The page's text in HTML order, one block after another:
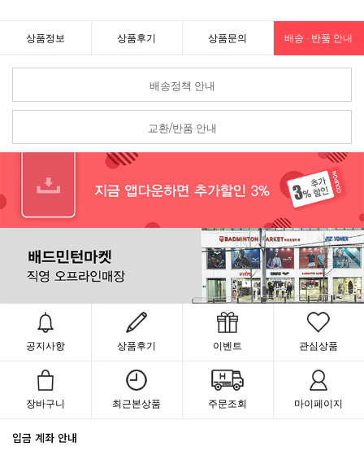
상품정보 상품후기 상품문의 배송 · 반품 안내
배송정책 안내
교환/반품 안내
공지사항 상품후기 이벤트 관심상품
장바구니 최근본상품 주문조회 마이페이지
입금 계좌 안내